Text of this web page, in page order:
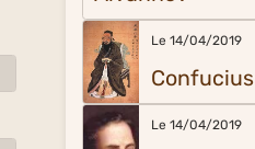
Le 14/04/2019
Confucius
Le 14/04/2019